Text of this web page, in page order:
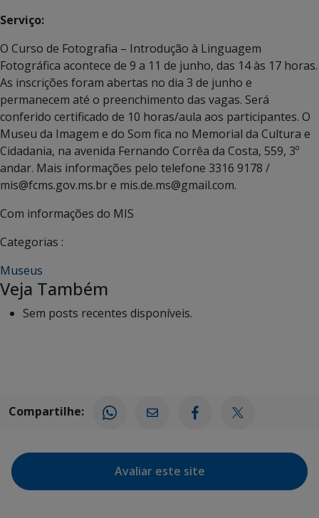
Serviço:
O Curso de Fotografia – Introdução à Linguagem
Fotográfica acontece de 9 a 11 de junho, das 14 às 17 horas.
As inscrições foram abertas no dia 3 de junho e
permanecem até o preenchimento das vagas. Será
conferido certificado de 10 horas/aula aos participantes. O
Museu da Imagem e do Som fica no Memorial da Cultura e
Cidadania, na avenida Fernando Corrêa da Costa, 559, 3º
andar. Mais informações pelo telefone 3316 9178 /
mis@fcms.gov.ms.br e mis.de.ms@gmail.com.
Com informações do MIS
Categorias :
Museus
Veja Também
Sem posts recentes disponíveis.
Compartilhe:
Avaliar este site